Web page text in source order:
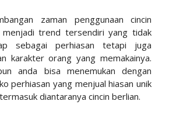
zaman penggunaan cincin
trend tersendiri yang tidak
sebagai perhiasan tetapi juga
karakter orang yang memakainya.
anda bisa menemukan dengan
perhiasan yang menjual hiasan unik
diantaranya cincin berlian.